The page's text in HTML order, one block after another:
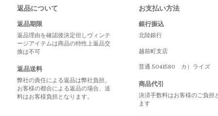
返品について
返品期限
返品理由を確認後決定但しヴィンテ
ージアイテムは商品の特性上返品交
換は不可
返品送料
弊社の責任による返品は弊社負担。
お客様の都合による返品の場合、送
料はお客様負担となります。
お支払い方法
銀行振込
北陸銀行
越前町支店
普通 5041580 カ）ライズ
商品代引
決済手数料はお客様のご負担
ます